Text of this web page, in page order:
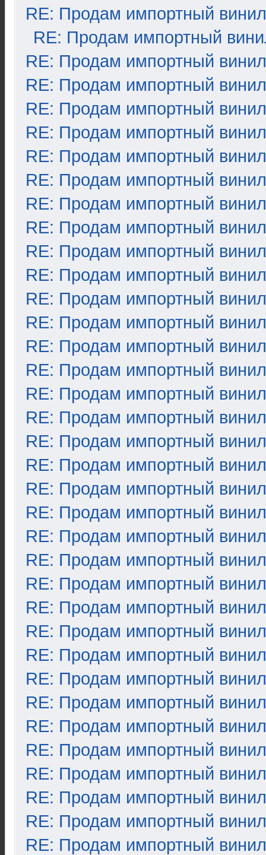
RE: Продам импортный винил
RE: Продам импортный
RE: Продам импортный винил
RE: Продам импортный винил
RE: Продам импортный винил
RE: Продам импортный винил
RE: Продам импортный винил
RE: Продам импортный винил
RE: Продам импортный винил
RE: Продам импортный винил
RE: Продам импортный винил
RE: Продам импортный винил
RE: Продам импортный винил
RE: Продам импортный винил
RE: Продам импортный винил
RE: Продам импортный винил
RE: Продам импортный винил
RE: Продам импортный винил
RE: Продам импортный винил
RE: Продам импортный винил
RE: Продам импортный винил
RE: Продам импортный винил
RE: Продам импортный винил
RE: Продам импортный винил
RE: Продам импортный винил
RE: Продам импортный винил
RE: Продам импортный винил
RE: Продам импортный винил
RE: Продам импортный винил
RE: Продам импортный винил
RE: Продам импортный винил
RE: Продам импортный винил
RE: Продам импортный винил
RE: Продам импортный винил
RE: Продам импортный винил
RE: Продам импортный винил